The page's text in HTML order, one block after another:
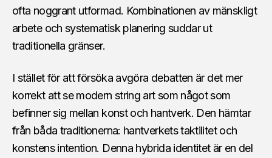
ofta noggrant utformad. Kombinationen av mänskligt
arbete och systematisk planering suddar ut
traditionella gränser.
I stället för att försöka avgöra debatten är det mer
korrekt att se modern string art som något som
befinner sig mellan konst och hantverk. Den hämtar
från båda traditionerna: hantverkets taktilitet och
konstens intention. Denna hybrida identitet är en del